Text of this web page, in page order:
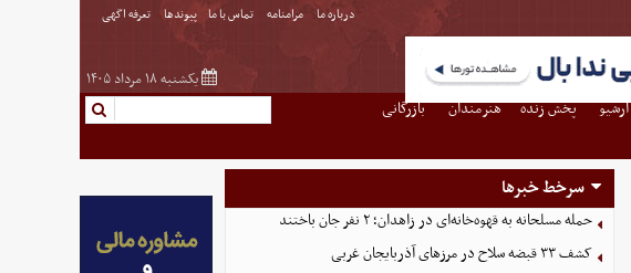
درباره ما مرامنامه تماس با ما پیوندها تعرفه اگهی
یکشنبه ۱۸ مرداد ۱۴۰۵
آرشیو پخش زنده هنرمندان
بازرگانی
سرخط خبرها
حمله مسلحانه به قهوه‌خانه‌ای در زاهدان؛ ۲ نفر جان باختند
کشف ۳۳ قبضه سلاح در مرزهای آذربایجان غربی